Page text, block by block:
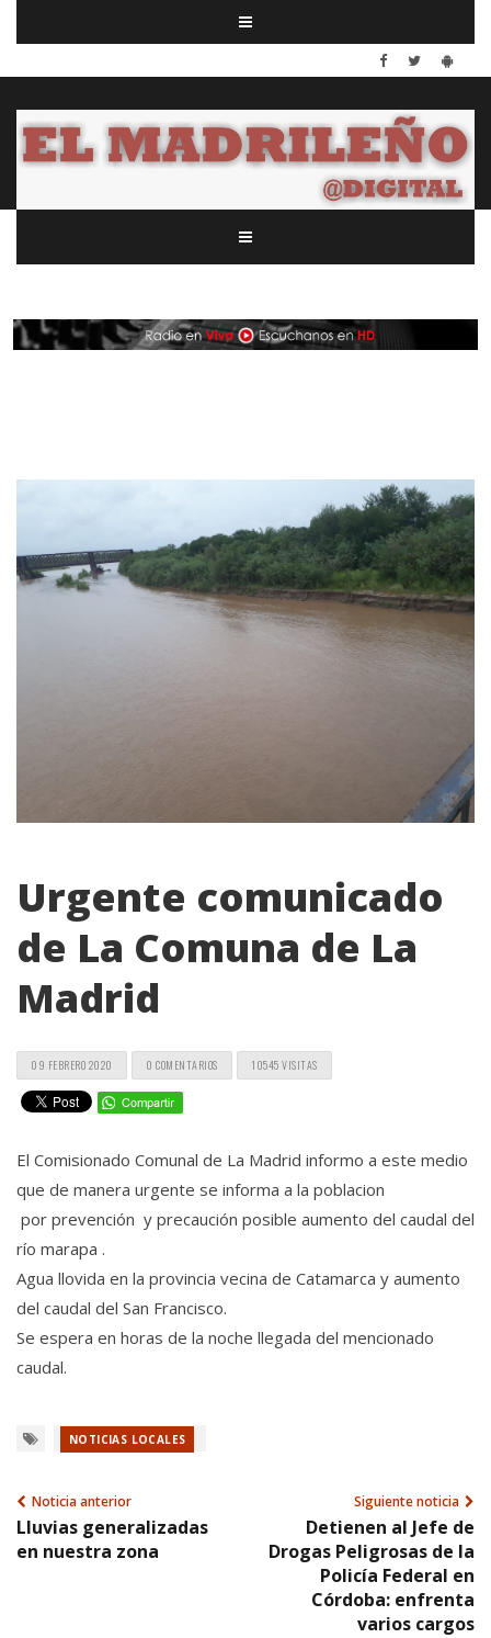
Urgente comunicado
de La Comuna de La
Madrid
09 FEBRERO 2020 0 COMENTARIOS 10545 VISITAS
El Comisionado Comunal de La Madrid informo a este medio
que de manera urgente se informa a la poblacion
por prevención y precaución posible aumento del caudal del
río marapa .
Agua llovida en la provincia vecina de Catamarca y aumento
del caudal del San Francisco.
Se espera en horas de la noche llegada del mencionado
caudal.
NOTICIAS LOCALES
Noticia anterior
Lluvias generalizadas
en nuestra zona
Siguiente noticia
Detienen al Jefe de
Drogas Peligrosas de la
Policía Federal en
Córdoba: enfrenta
varios cargos